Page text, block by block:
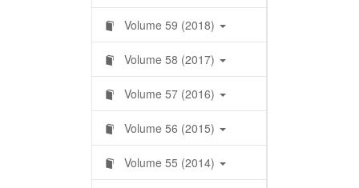
Volume 59 (2018)
Volume 58 (2017)
Volume 57 (2016)
Volume 56 (2015)
Volume 55 (2014)